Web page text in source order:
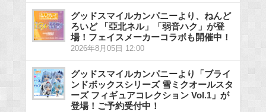
グッドスマイルカンパニーより、ねんど
ろいど 「亞北ネル」「弱音ハク」が登
場！フェイスメーカーコラボも開催中！
2026年8月05日 12:00
グッドスマイルカンパニーより「ブライ
ンドボックスシリーズ 雪ミクオールスタ
ーズ フィギュアコレクション Vol.1」が
登場！ご予約受付中！